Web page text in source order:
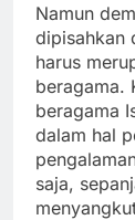
Namun
dipisahkan
harus
beragama.
beragama
dalam hal
saja,